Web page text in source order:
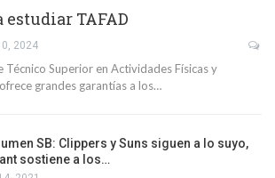
estudiar TAFAD
2024
Técnico Superior en Actividades Físicas y
grandes garantías a los…
SB: Clippers y Suns siguen a lo suyo,
sostiene a los…